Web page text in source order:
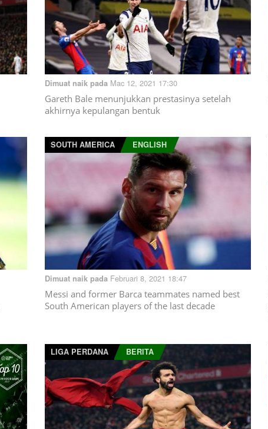
Dimuat naik pada Mac 12, 2021 17:30
Gareth Bale menunjukkan prestasinya setelah
akhirnya kepulangan bentuk
SOUTH AMERICA ENGLISH
Dimuat naik pada Februari 8, 2021 18:47
Messi and former Barca teammates named best
South American players of the last decade
LIGA PERDANA BERITA